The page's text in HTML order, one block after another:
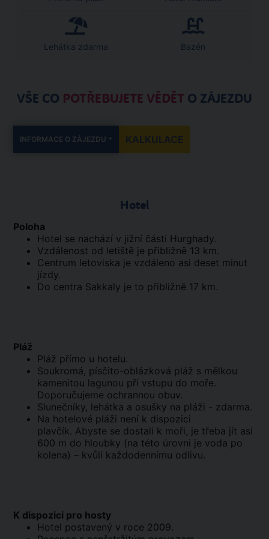
Lehátka zdarma Bazén
VŠE CO POTŘEBUJETE VĚDĚT O ZÁJEZDU
INFORMACE O ZÁJEZDU KALKULACE
Hotel
Poloha
Hotel se nachází v jižní části Hurghady.
Vzdálenost od letiště je přibližně 13 km.
Centrum letoviska je vzdáleno asi deset minut
jízdy.
Do centra Sakkaly je to přibližně 17 km.
Pláž
Pláž přímo u hotelu.
Soukromá, písčito-oblázková pláž s mělkou
kamenitou lagunou při vstupu do moře.
Doporučujeme ochrannou obuv.
Slunečníky, lehátka a osušky na pláži - zdarma.
Na hotelové pláži není k dispozici
plavčík. Abyste se dostali k moři, je třeba jít asi
600 m do hloubky (na této úrovni je voda po
kolena) – kvůli každodennímu odlivu.
K dispozici pro hosty
Hotel postavený v roce 2009.